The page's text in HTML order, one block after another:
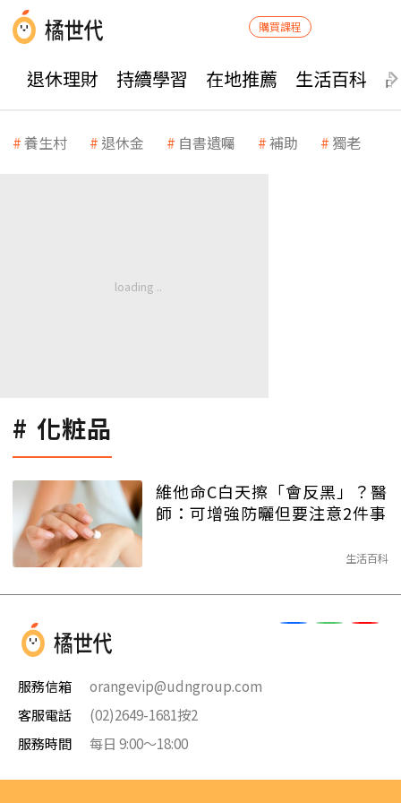
購買課程
退休理財 持續學習 在地推薦 生活百科
養生村 退休金 自書遺囑 補助 獨老
化粧品
維他命C白天擦「會反黑」？醫
師：可增強防曬但要注意2件事
生活百科
服務信箱
orangevip@udngroup.com
客服電話
(02)2649-1681按2
服務時間
每日 9:00～18:00